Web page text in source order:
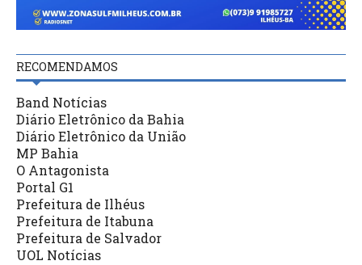
RECOMENDAMOS
Band Notícias
Diário Eletrônico da Bahia
Diário Eletrônico da União
MP Bahia
O Antagonista
Portal G1
Prefeitura de Ilhéus
Prefeitura de Itabuna
Prefeitura de Salvador
UOL Notícias